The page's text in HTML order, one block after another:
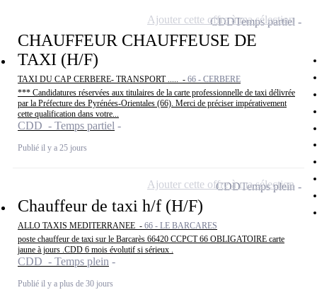
CHAUFFEUR CHAUFFEUSE DE
TAXI (H/F)
TAXI DU CAP CERBERE- TRANSPORT ..... - 66 - CERBERE
*** Candidatures réservées aux titulaires de la carte professionnelle de taxi délivrée
par la Préfecture des Pyrénées-Orientales (66). Merci de préciser impérativement
cette qualification dans votre...
CDD - Temps partiel
Publié il y a 25 jours
CDDTemps partiel
Ajouter cette offre à ma sélection
Chauffeur de taxi h/f (H/F)
ALLO TAXIS MEDITERRANEE - 66 - LE BARCARES
poste chauffeur de taxi sur le Barcarès 66420 CCPCT 66 OBLIGATOIRE carte
jaune à jours .CDD 6 mois évolutif si sérieux .
CDD - Temps plein
Publié il y a plus de 30 jours
CDDTemps plein
Ajouter cette offre à ma sélection